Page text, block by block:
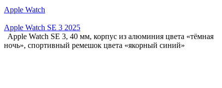
Apple Watch
Apple Watch SE 3 2025
Apple Watch SE 3, 40 мм, корпус из алюминия цвета «тёмная
ночь», спортивный ремешок цвета «якорный синий»